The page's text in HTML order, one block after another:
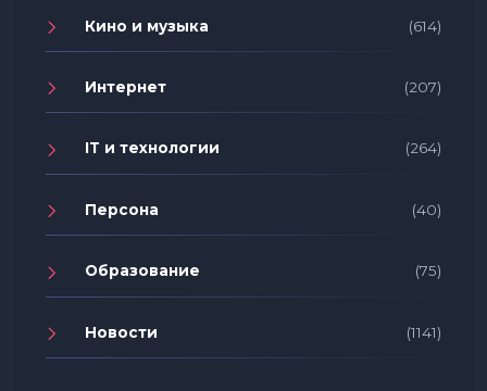
Кино и музыка (614)
Интернет (207)
IT и технологии (264)
Персона (40)
Образование (75)
Новости (1141)